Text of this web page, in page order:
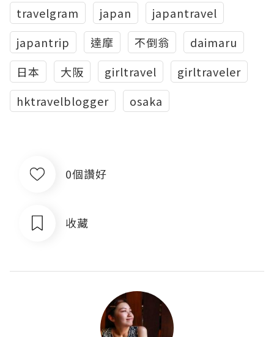
travelgram
japan
japantravel
japantrip
達摩 不倒翁
daimaru
日本
大阪 girltravel
girltraveler
hktravelblogger
osaka
0個讚好
收藏